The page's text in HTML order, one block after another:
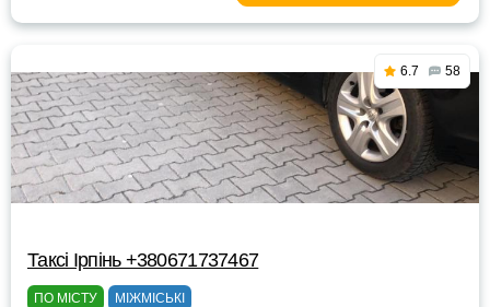
6.7 58
Таксі Ірпінь +380671737467
ПО МІСТУ МІЖМІСЬКІ